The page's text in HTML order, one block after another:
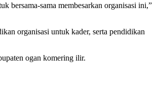
bersama-sama membesarkan organisasi ini,”
organisasi untuk kader, serta pendidikan
ogan komering ilir.